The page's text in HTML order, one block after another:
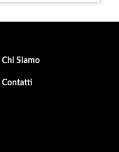
Footer secondary menu
Chi Siamo
Contatti